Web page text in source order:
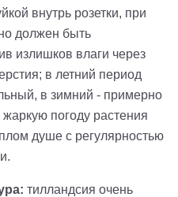
внутрь розетки, при
должен быть
излишков влаги через
в летний период
в зимний - примерно
погоду растения
душе с регулярностью
тилландсия очень